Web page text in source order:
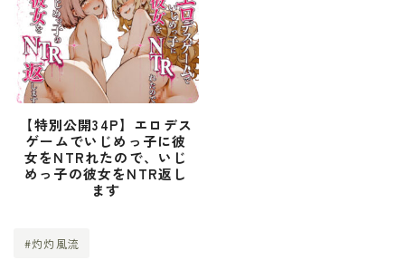
【特別公開34P】エロデス
ゲームでいじめっ子に彼
女をNTRれたので、いじ
めっ子の彼女をNTR返し
ます
#灼灼風流